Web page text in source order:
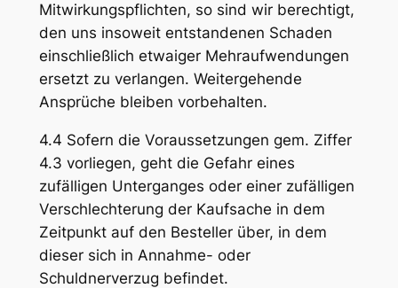
Mitwirkungspflichten, so sind wir berechtigt,
den uns insoweit entstandenen Schaden
einschließlich etwaiger Mehraufwendungen
ersetzt zu verlangen. Weitergehende
Ansprüche bleiben vorbehalten.
4.4 Sofern die Voraussetzungen gem. Ziffer
4.3 vorliegen, geht die Gefahr eines
zufälligen Unterganges oder einer zufälligen
Verschlechterung der Kaufsache in dem
Zeitpunkt auf den Besteller über, in dem
dieser sich in Annahme- oder
Schuldnerverzug befindet.